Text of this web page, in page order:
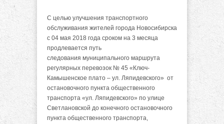
С целью улучшения транспортного
обслуживания жителей города Новосибирска
с 04 мая 2018 года сроком на 3 месяца
продлевается путь
следования муниципального маршрута
регулярных перевозок № 45 «Ключ-
Камышенское плато – ул. Ляпидевского» от
остановочного пункта общественного
транспорта «ул. Ляпидевского» по улице
Светлановской до конечного остановочного
пункта общественного транспорта,